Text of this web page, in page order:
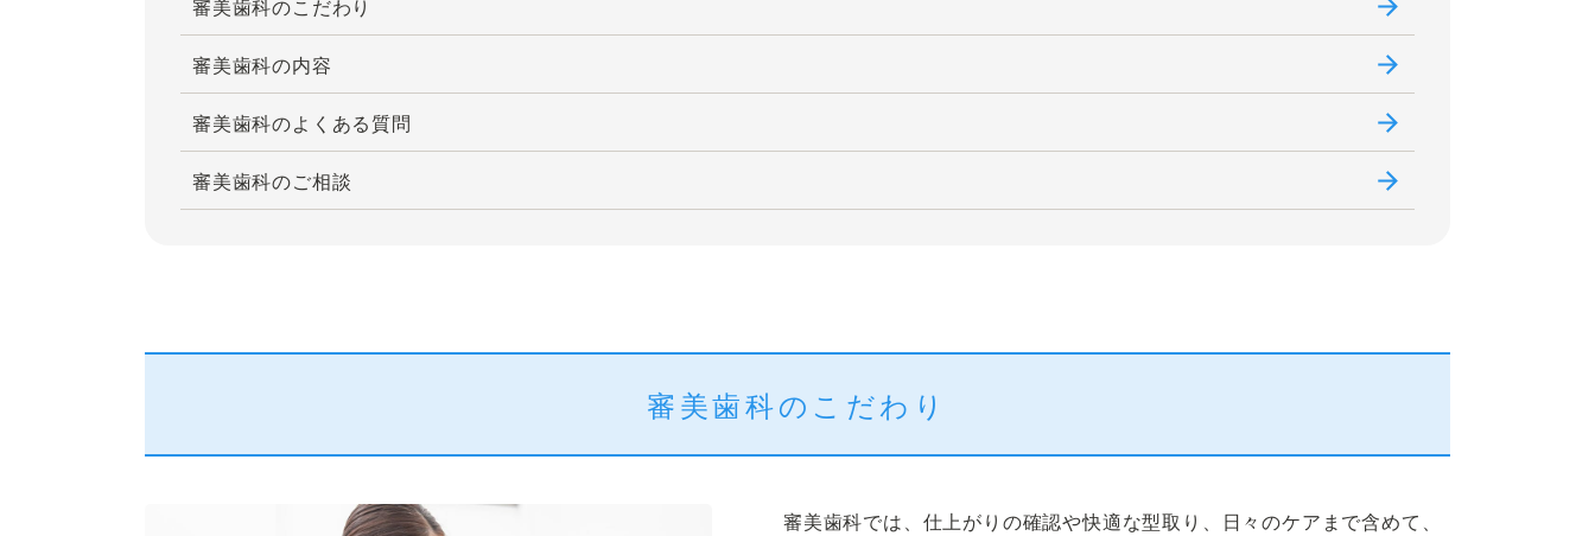
審美歯科のこだわり
審美歯科の内容
審美歯科のよくある質問
審美歯科のご相談
審美歯科のこだわり
審美歯科では、仕上がりの確認や快適な型取り、日々のケアまで含めて、